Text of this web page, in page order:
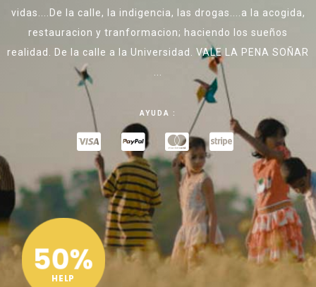
vidas....De la calle, la indigencia, las drogas....a la acogida,
restauracion y tranformacion; haciendo los sueños
realidad. De la calle a la Universidad. VALE LA PENA SOÑAR
...
AYUDA :
50%